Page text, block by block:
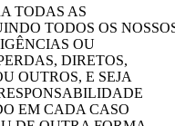
TODAS AS
TODOS OS
OU
DIRETOS,
OUTROS, E SEJA
EM CADA CASO